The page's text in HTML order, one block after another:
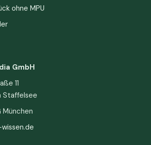
ohne MPU
GmbH
11
Staffelsee
München